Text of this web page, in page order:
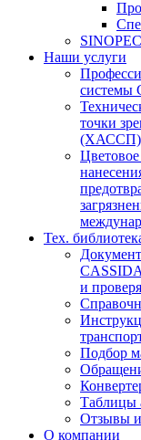
SINOPEC
Наши услуги
системы
точки
(ХАССП)
Тех.
CASSIDA
и
Подбор
Таблицы
Отзывы
О компании